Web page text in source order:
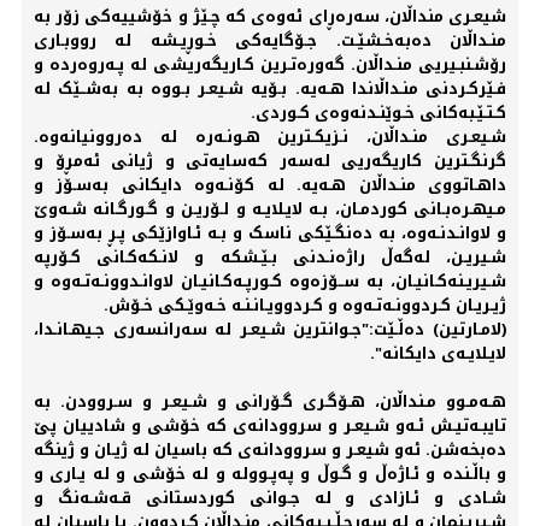
شیعـری منداڵان، سه‌رەڕای ئه‌وەی که‌ چـێژ و خۆشییه‌کی زۆر به‌
منـداڵان دەبه‌خـشێـت. جـۆگایەکی خـوڕیـشە‌ له‌ رووبـاری
رۆشـنبـیریی منـداڵان. گه‌ورەتـرین کـاریگه‌ریشی له‌ پـه‌روەردە و
فـێرکـردنی منـداڵاندا هـه‌یه‌. بـۆیە‌ شـیعـر بـووە به‌ بەشــێک له‌
کـتـێـبەکانی خـوێنـدنه‌وەی کـوردی.
شـیعـری منـداڵان، نـزیکـترین هـونـه‌رە له‌ دەروونیانه‌وە.
گرنگـترین کاریگەریی له‌‌سه‌ر که‌سایه‌تی و ژیانی ئه‌مڕۆ و
داهـاتووی منـداڵان هـه‌یه‌. له‌ کۆنـه‌وە دایکانی به‌سـۆز و
مـیهـرەبـانی کوردمـان، بـه‌ لایـلایـه‌ و لـۆریـن و گـورگـانه‌ شـه‌وێ
و لاوانـدنـه‌وە، به‌ دەنگـێکی ناسک و بـه‌ ئـاوازێکی پـڕ به‌سـۆز و
شـیریـن، له‌گه‌ڵ راژەنـدنی بـێـشکه‌ و لانـکه‌کـانی کـۆرپه‌
شـیریـنه‌کـانیـان، به‌ ســۆزەوە کـورپـه‌کـانیـان لاوانـدوونـه‌تـه‌وە و
ژیـریـان کـردوونـه‌تـه‌وە و کـردوویـانـنـه‌ خـه‌وێـکی خـۆش.
(لامـارتین) دەڵـێت:"جـوانترین شـیعـر له‌ سه‌رانسه‌ری جـیهـانـدا،
لایـلایـه‌ی دایکانه‌".
هـه‌مـوو مـنداڵان، هـۆگـری گـۆرانی و شـیعـر و سـروودن. به‌
تایبـه‌تیـش ئـه‌و شـیعـر و سروودانه‌ی که‌ خۆشی و شادییان پێ
دەبخه‌شن. ئه‌و شیعـر و سروودانه‌ی که‌ باسیان له‌ ژیـان و ژینگه‌
و باڵـندە و ئـاژەڵ و گـوڵ و په‌پـووله‌ و له‌ خۆشی و لە یـاری و
شـادی و ئـازادی و لە جـوانی کوردستانی قـەشـەنگ و